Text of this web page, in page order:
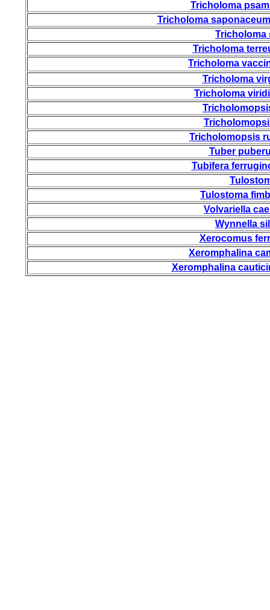
Tricholoma
Tricholoma
Tricholoma
Tricholoma
Tricholoma
Tricholoma
Tricholoma
Tricholomopsis
Tuber
Tubifera
Tulostoma
Volvariella
Wynnella
Xerocomus
Xeromphalina
Xeromphalina